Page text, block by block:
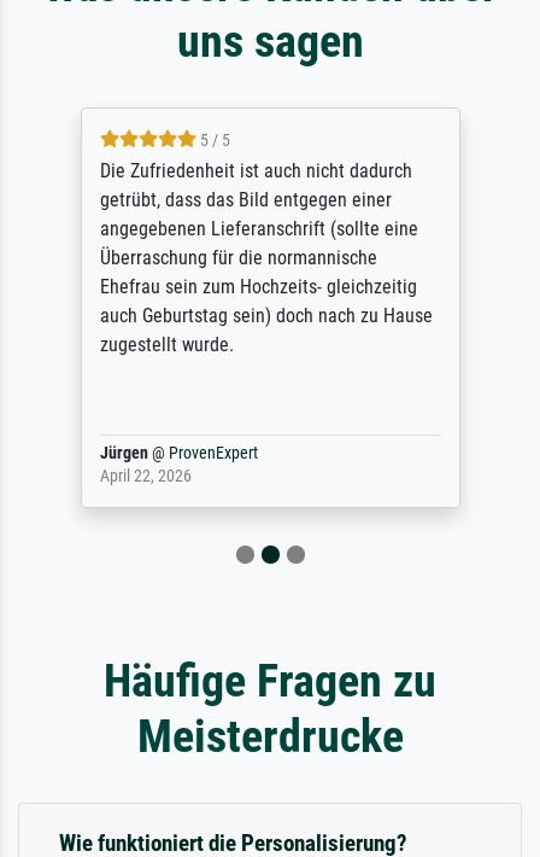
uns sagen
5 / 5
Die Zufriedenheit ist auch nicht dadurch
getrübt, dass das Bild entgegen einer
angegebenen Lieferanschrift (sollte eine
Überraschung für die normannische
Ehefrau sein zum Hochzeits- gleichzeitig
auch Geburtstag sein) doch nach zu Hause
zugestellt wurde.
Jürgen@ ProvenExpert
April 22, 2026
Häufige Fragen zu
Meisterdrucke
Wie funktioniert die Personalisierung?